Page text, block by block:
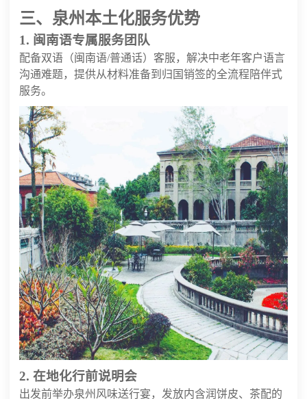
三、泉州本土化服务优势
1. 闽南语专属服务团队
配备双语（闽南语/普通话）客服，解决中老年客户语言
沟通难题，提供从材料准备到归国销签的全流程陪伴式
服务。
2. 在地化行前说明会
出发前举办泉州风味送行宴，发放内含润饼皮、茶配的